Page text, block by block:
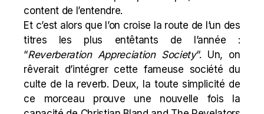
content de l’entendre.
Et c’est alors que l’on croise la route de l’un des
titres les plus entêtants de l’année :
“Reverberation Appreciation Society“. Un, on
rêverait d’intégrer cette fameuse société du
culte de la reverb. Deux, la toute simplicité de
ce morceau prouve une nouvelle fois la